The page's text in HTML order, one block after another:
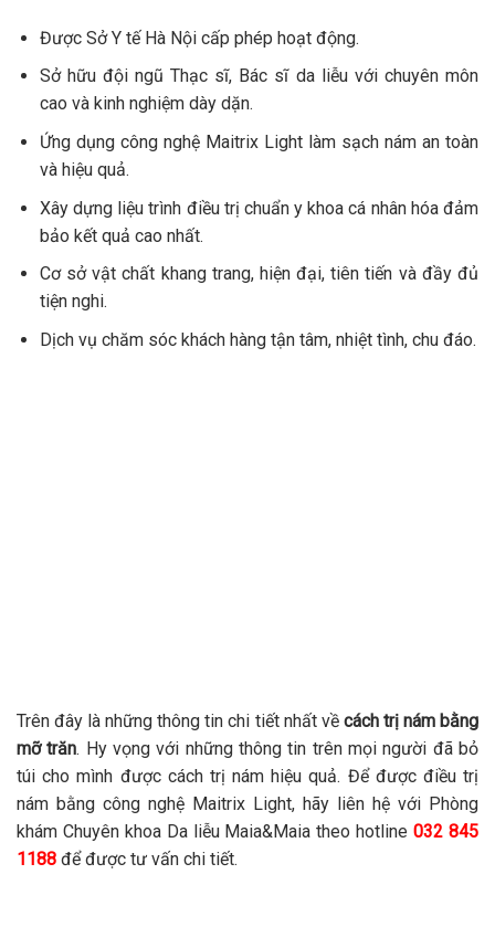
Được Sở Y tế Hà Nội cấp phép hoạt động.
Sở hữu đội ngũ Thạc sĩ, Bác sĩ da liễu với chuyên môn
cao và kinh nghiệm dày dặn.
Ứng dụng công nghệ Maitrix Light làm sạch nám an toàn
và hiệu quả.
Xây dựng liệu trình điều trị chuẩn y khoa cá nhân hóa đảm
bảo kết quả cao nhất.
Cơ sở vật chất khang trang, hiện đại, tiên tiến và đầy đủ
tiện nghi.
Dịch vụ chăm sóc khách hàng tận tâm, nhiệt tình, chu đáo.
Trên đây là những thông tin chi tiết nhất về cách trị nám bằng
mỡ trăn. Hy vọng với những thông tin trên mọi người đã bỏ
túi cho mình được cách trị nám hiệu quả. Để được điều trị
nám bằng công nghệ Maitrix Light, hãy liên hệ với Phòng
khám Chuyên khoa Da liễu Maia&Maia theo hotline032 845
1188 để được tư vấn chi tiết.